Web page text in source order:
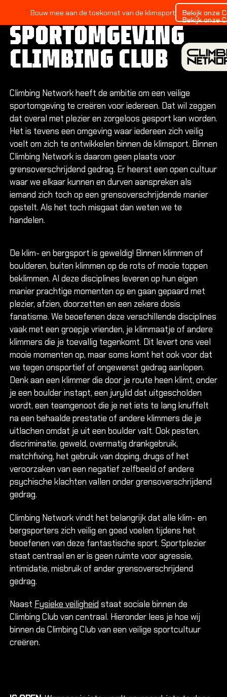
Bouw mee aan de toekomst van de klimsport Bekijk onze
Bekijk onze
Alles
Alles
Arnhem
Alles
Alles
Via
Alle
KIDS
VEILIGE
SPORTOMGEVING
CLIMBING CLUB
Climbing Network heeft de ambitie om een veilige
sportomgeving te creëren voor iedereen. Dat wil zeggen
dat overal met plezier en zorgeloos gesport kan worden.
Het is tevens een omgeving waar iedereen zich veilig
voelt om zich te ontwikkelen binnen de klimsport. Binnen
Climbing Network is daarom geen plaats voor
grensoverschrijdend gedrag. Er heerst een open cultuur
waar we elkaar kunnen en durven aanspreken als
iemand zich toch op een grensoverschrijdende manier
opstelt. Als het toch misgaat dan weten we te
handelen.
De klim- en bergsport is geweldig! Binnen klimmen of
boulderen, buiten klimmen op de rots of mooie toppen
beklimmen. Al deze disciplines leveren op hun eigen
manier prachtige momenten op en gaan gepaard met
plezier, afzien, doorzetten en een zekere dosis
fanatisme. We beoefenen deze verschillende disciplines
vaak met een groepje vrienden, je klimmaatje of andere
klimmers die je toevallig tegenkomt. Dit levert ons veel
mooie momenten op, maar soms komt het ook voor dat
we tegen onsportief of ongewenst gedrag aanlopen.
Denk aan een klimmer die door je route heen klimt, onder
je een boulder instapt, een jurylid dat uitgescholden
wordt, een teamgenoot die je net iets te lang knuffelt
na een behaalde prestatie of andere klimmers die je
uitlachen omdat je uit een boulder valt. Ook pesten,
discriminatie, geweld, overmatig drankgebruik,
matchfixing, het gebruik van doping, drugs of het
veroorzaken van een negatief zelfbeeld of andere
psychische klachten vallen onder grensoverschrijdend
gedrag.
Climbing Network vindt het belangrijk dat alle klim- en
bergsporters zich veilig en goed voelen tijdens het
beoefenen van deze fantastische sport. Sportplezier
staat centraal en er is geen ruimte voor agressie,
intimidatie, misbruik of ander grensoverschrijdend
gedrag.
Naast Fysieke veiligheid staat sociale binnen de
Climbing Club van centraal. Hieronder lees je hoe wij
binnen de Climbing Club van een veilige sportcultuur
creëren.